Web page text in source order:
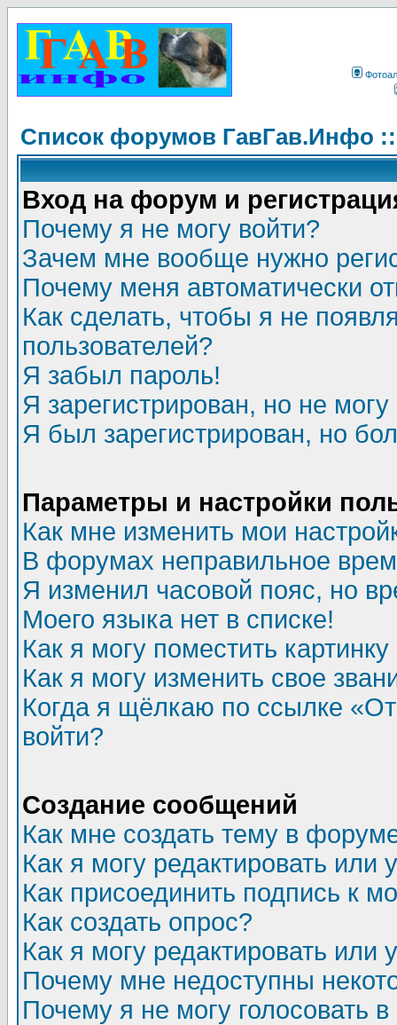
Список форумов ГавГав.Инфо
Вход на форум и
Почему я не могу войти?
Зачем мне вообще нужно
Почему меня автоматически
Как сделать, чтобы я не
пользователей?
Я забыл пароль!
Я зарегистрирован, но не могу
Я был зарегистрирован, но
Параметры и настройки
Как мне изменить мои
В форумах неправильное
Я изменил часовой пояс, но
Моего языка нет в списке!
Как я могу поместить
Как я могу изменить свое
Когда я щёлкаю по ссылке
войти?
Создание сообщений
Как мне создать тему в
Как я могу редактировать или
Как присоединить подпись к
Как создать опрос?
Как я могу редактировать или
Почему мне недоступны
Почему я не могу голосовать